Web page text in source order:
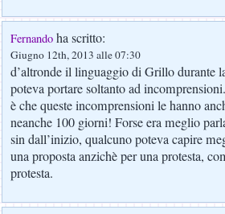
Fernando ha scritto:
Giugno 12th, 2013 alle 07:30
d’altronde il linguaggio di Grillo durante
poteva portare soltanto ad
è che queste incomprensioni le hanno
neanche 100 giorni! Forse era meglio
sin dall’inizio, qualcuno poteva capire
una proposta anzichè per una protesta,
protesta.